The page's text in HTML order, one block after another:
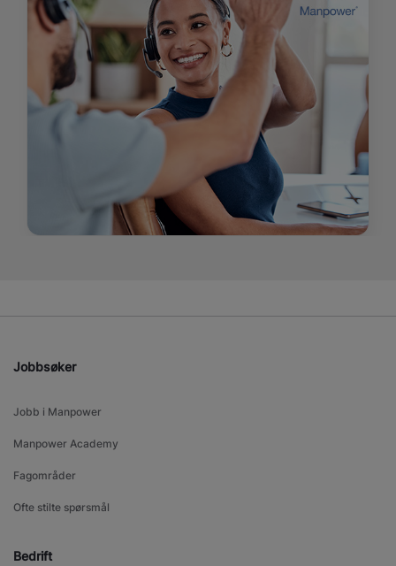
Jobbsøker
Jobb i Manpower
Manpower Academy
Fagområder
Ofte stilte spørsmål
Bedrift